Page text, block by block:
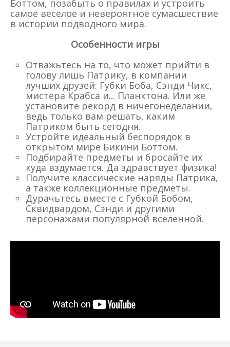
Боттом, позабыть о правилах и устроить
самое веселое и невероятное сумасшествие
в истории подводного мира.
Особенности игры
Отважьтесь на то, что может прийти в
голову лишь Патрику, в компании
лучших друзей: Губки Боба, Сэнди Чикс,
мистера Крабса и... Планктона. Или же
установите рекорд в ничегонеделании,
ведь только вам решать, каким
Патриком быть сегодня.
Устройте идеальный беспорядок в
открытом мире Бикини Боттом.
Подбирайте предметы и бросайте их
куда вздумается. Да здравствует физика!
Получите классические наряды Патрика,
а также коллекционные предметы.
Дурачьтесь вместе с Губкой Бобом,
Сквидвардом, Сэнди и другими
персонажами популярной вселенной.